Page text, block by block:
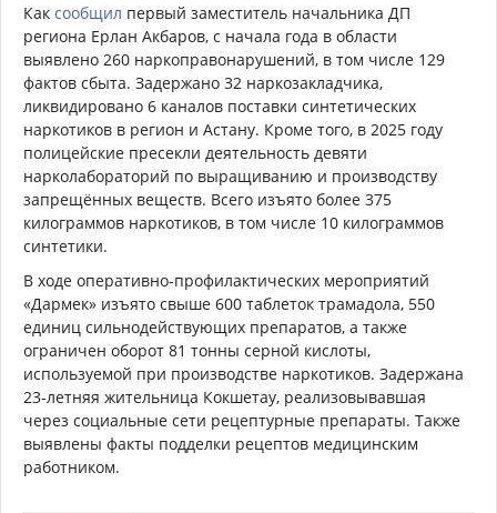
Как сообщил первый заместитель начальника ДП
региона Ерлан Акбаров, с начала года в области
выявлено 260 наркоправонарушений, в том числе 129
фактов сбыта. Задержано 32 наркозакладчика,
ликвидировано 6 каналов поставки синтетических
наркотиков в регион и Астану. Кроме того, в 2025 году
полицейские пресекли деятельность девяти
нарколабораторий по выращиванию и производству
запрещённых веществ. Всего изъято более 375
килограммов наркотиков, в том числе 10 килограммов
синтетики.
В ходе оперативно-профилактических мероприятий
«Дармек» изъято свыше 600 таблеток трамадола, 550
единиц сильнодействующих препаратов, а также
ограничен оборот 81 тонны серной кислоты,
используемой при производстве наркотиков. Задержана
23-летняя жительница Кокшетау, реализовывавшая
через социальные сети рецептурные препараты. Также
выявлены факты подделки рецептов медицинским
работником.